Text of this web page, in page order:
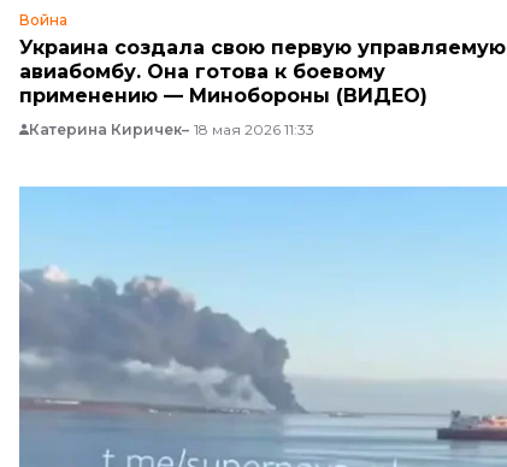
Война
Украина создала свою первую управляемую
авиабомбу. Она готова к боевому
применению — Минобороны (ВИДЕО)
Катерина Киричек 18 мая 2026 11:33